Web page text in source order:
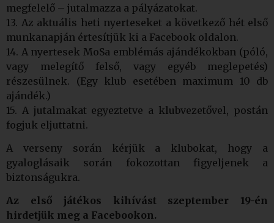
megfelelő – jutalmazza a pályázatokat.
13. Az aktuális heti nyerteseket a következő hét első
munkanapján értesítjük ki a Facebook oldalon.
14. A nyertesek MoSa emblémás ajándékokban (póló,
vagy melegítő felső, vagy egyéb meglepetés)
részesülnek. (Egy klub esetében maximum 10 db
ajándék.)
15. A jutalmakat egyeztetve a klubvezetővel, postán
fogjuk eljuttatni.
A verseny során kérjük a klubokat, hogy a
gyaloglásaik során fokozottan figyeljenek a
biztonságukra.
Az első játékos kihívást szeptember 19-én
hirdetjük meg a Facebookon.